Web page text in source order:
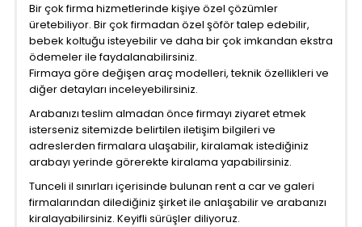
Bir çok firma hizmetlerinde kişiye özel çözümler
üretebiliyor. Bir çok firmadan özel şöför talep edebilir,
bebek koltuğu isteyebilir ve daha bir çok imkandan ekstra
ödemeler ile faydalanabilirsiniz.
Firmaya göre değişen araç modelleri, teknik özellikleri ve
diğer detayları inceleyebilirsiniz.
Arabanızı teslim almadan önce firmayı ziyaret etmek
isterseniz sitemizde belirtilen iletişim bilgileri ve
adreslerden firmalara ulaşabilir, kiralamak istediğiniz
arabayı yerinde görerekte kiralama yapabilirsiniz.
Tunceli il sınırları içerisinde bulunan rent a car ve galeri
firmalarından dilediğiniz şirket ile anlaşabilir ve arabanızı
kiralayabilirsiniz. Keyifli sürüşler diliyoruz.